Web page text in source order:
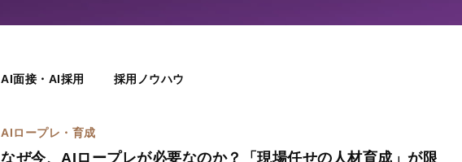
AI面接・AI採用 採用ノウハウ
AIロープレ・育成
なぜ今、AIロープレが必要なのか？「現場任せの人材育成」が限